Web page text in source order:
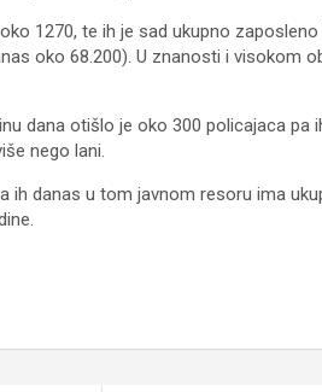
1270, te ih je sad ukupno
oko 68.200). U znanosti i visokom
dana otišlo je oko 300 policajaca pa
nego lani.
ih danas u tom javnom resoru ima